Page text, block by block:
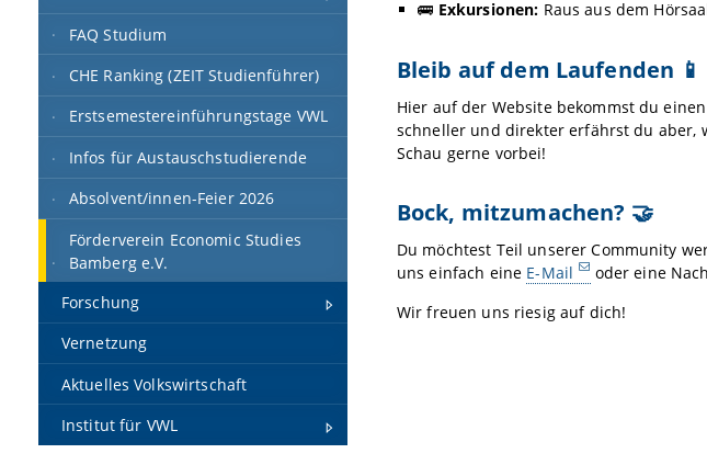
FAQ Studium
CHE Ranking (ZEIT Studienführer)
Erstsemestereinführungstage VWL
Infos für Austauschstudierende
Absolvent/innen-Feier 2026
Förderverein Economic Studies
Bamberg e.V.
Forschung
Vernetzung
Aktuelles Volkswirtschaft
Institut für VWL
🚌 Exkursionen: Raus aus dem
Bleib auf dem Laufenden 📱
Hier auf der Website bekommst du
schneller und direkter erfährst du aber,
Schau gerne vorbei!
Bock, mitzumachen? 🤝
Du möchtest Teil unserer Community
uns einfach eine E-Mail
oder eine
Wir freuen uns riesig auf dich!